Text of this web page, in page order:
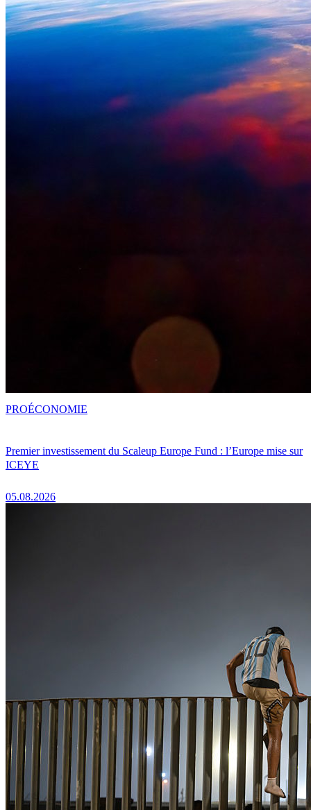
Premier investissement du Scaleup Europe Fund : l’Europe mise sur
ICEYE
05.08.2026
PROÉCONOMIE